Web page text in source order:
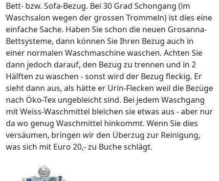
Bett- bzw. Sofa-Bezug. Bei 30 Grad Schongang (im
Waschsalon wegen der grossen Trommeln) ist dies eine
einfache Sache. Haben Sie schon die neuen Grosanna-
Bettsysteme, dann können Sie Ihren Bezug auch in
einer normalen Waschmaschine waschen. Achten Sie
dann jedoch darauf, den Bezug zu trennen und in 2
Hälften zu waschen - sonst wird der Bezug fleckig. Er
sieht dann aus, als hätte er Urin-Flecken weil die Bezüge
nach Öko-Tex ungebleicht sind. Bei jedem Waschgang
mit Weiss-Waschmittel bleichen sie etwas aus - aber nur
da wo genug Waschmittel hinkommt. Wenn Sie dies
versäumen, bringen wir den Überzug zur Reinigung,
was sich mit Euro 20,- zu Buche schlägt.